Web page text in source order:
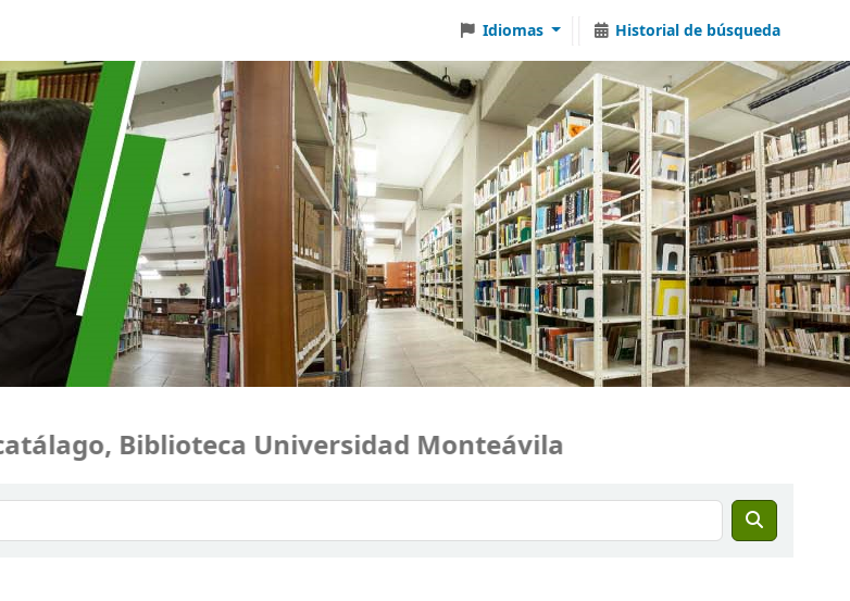
Idiomas Historial de búsqueda
Biblioteca Universidad Monteávila